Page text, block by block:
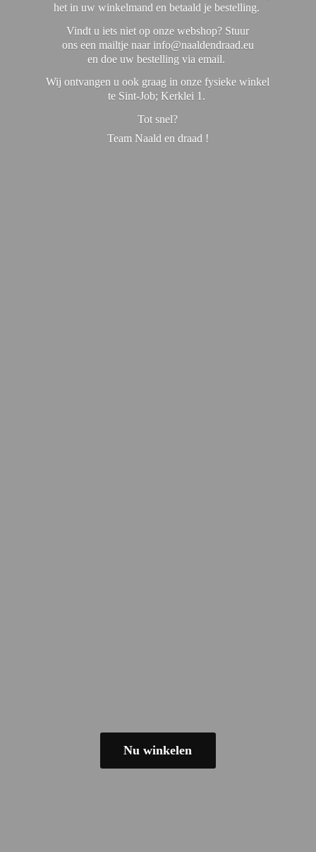
het in uw winkelmand en betaald je bestelling.
Vindt u iets niet op onze webshop? Stuur
ons een mailtje naar info@naaldendraad.eu
en doe uw bestelling via email.
Wij ontvangen u ook graag in onze fysieke winkel
te Sint-Job; Kerklei 1.
Tot snel?
Team Naald en draad !
Nu winkelen